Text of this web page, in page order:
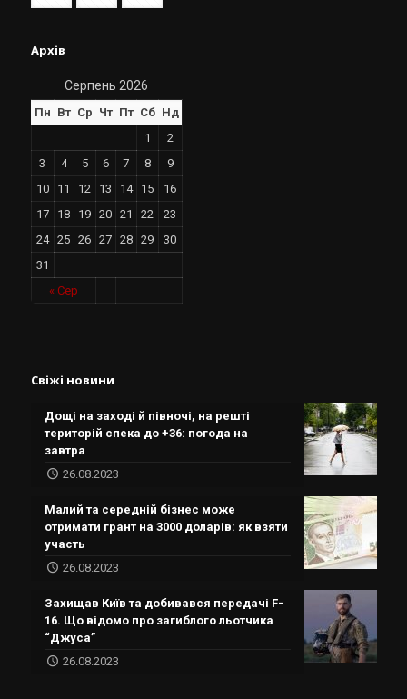
Архів
Серпень 2026
Пн Вт Ср Чт Пт Сб Нд
« Сер
1
2
3
4 5 6 7 8
9
10
11 12 13 14 15
16
17
18 19 20 21 22
23
24
25 26 27 28 29
30
31
Свіжі новини
Дощі на заході й півночі, на решті
територій спека до +36: погода на
завтра
26.08.2023
Малий та середній бізнес може
отримати грант на 3000 доларів: як взяти
участь
26.08.2023
Захищав Київ та добивався передачі F-
16. Що відомо про загиблого льотчика
“Джуса”
26.08.2023